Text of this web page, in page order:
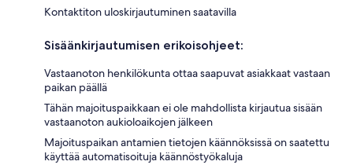
Kontaktiton uloskirjautuminen saatavilla
Sisäänkirjautumisen erikoisohjeet:
Vastaanoton henkilökunta ottaa saapuvat asiakkaat vastaan
paikan päällä
Tähän majoituspaikkaan ei ole mahdollista kirjautua sisään
vastaanoton aukioloaikojen jälkeen
Majoituspaikan antamien tietojen käännöksissä on saatettu
käyttää automatisoituja käännöstyökaluja